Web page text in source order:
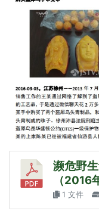
濒危野
（2016
1 文件